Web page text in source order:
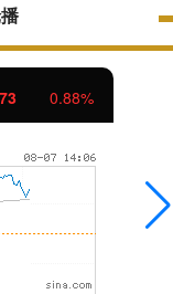
0.88%